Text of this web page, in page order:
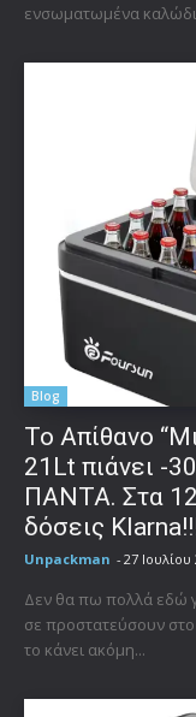
ενσωματωμένα
Blog
Το Απίθανο
21Lt πιάνει -
ΠΑΝΤΑ. Στα
δόσεις
Unpackman - 27 Ιουλίου
Δεν θα πω πολλά εδώ
σε προστατεύσουν στο
το κάνει ακόμη...